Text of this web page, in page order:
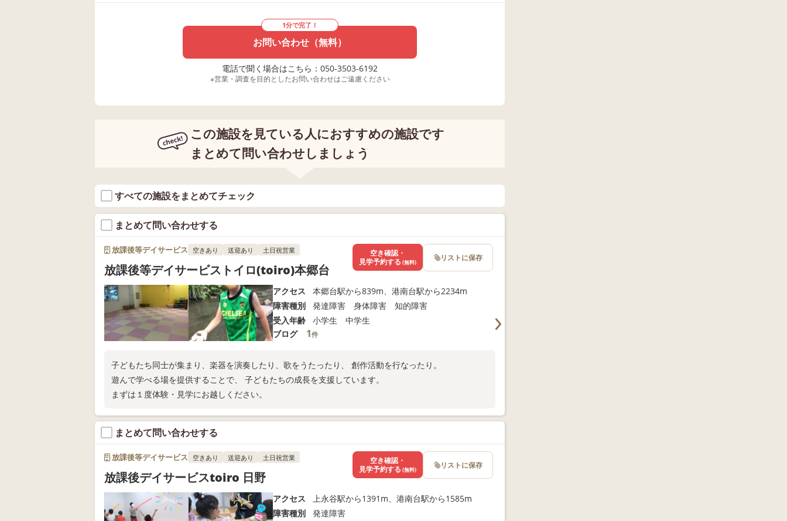
1分で完了！
お問い合わせ（無料）
電話で聞く場合はこちら：050-3503-6192
※営業・調査を目的としたお問い合わせはご遠慮ください
この施設を見ている人におすすめの施設です
まとめて問い合わせしましょう
すべての施設をまとめてチェック
まとめて問い合わせする
放課後等デイサービス 空きあり 送迎あり 土日祝営業
放課後等デイサービストイロ(toiro)本郷台
アクセス
本郷台駅から839m、港南台駅から2234m
障害種別
発達障害 身体障害 知的障害
受入年齢
小学生 中学生
ブログ
1件
子どもたち同士が集まり、楽器を演奏したり、歌をうたったり、 創作活動を行なったり。
遊んで学べる場を提供することで、 子どもたちの成長を支援しています。
まずは１度体験・見学にお越しください。
空き確認・
見学予約する (無料) リストに保存
まとめて問い合わせする
放課後等デイサービス 空きあり 送迎あり 土日祝営業
放課後デイサービスtoiro 日野
アクセス
上永谷駅から1391m、港南台駅から1585m
障害種別
発達障害
空き確認・
見学予約する (無料) リストに保存